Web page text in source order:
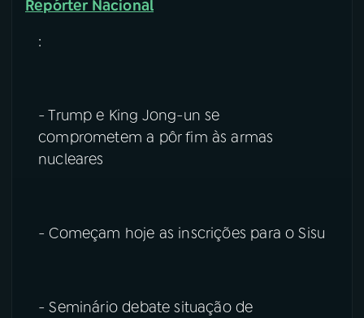
Repórter Nacional
:
- Trump e King Jong-un se
comprometem a pôr fim às armas
nucleares
- Começam hoje as inscrições para o Sisu
- Seminário debate situação de